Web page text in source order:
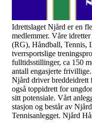
Idrettslaget Njård er en
medlemmer. Våre
(RG), Håndball, Tennis,
tverrsportslige
fulltidsstillinger, ca 150
antall engasjerte
Njård driver breddeidrett
også toppidrett for
sitt potensiale. Vårt
stasjon og består av
Tennisanlegget. Njård